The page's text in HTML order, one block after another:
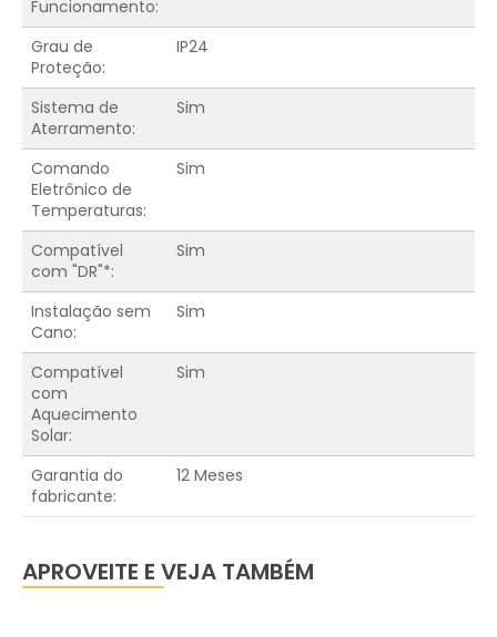
Funcionamento:
Grau de
Proteção:
IP24
Sistema de
Aterramento:
Sim
Comando
Eletrônico de
Temperaturas:
Sim
Compatível
com "DR"*:
Sim
Instalação sem
Cano:
Sim
Compatível
com
Aquecimento
Solar:
Sim
Garantia do
fabricante:
12 Meses
APROVEITE E VEJA TAMBÉM